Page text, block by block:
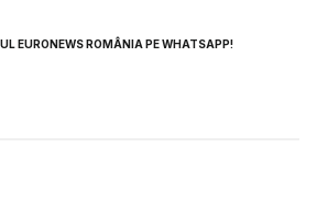
EURONEWS ROMÂNIA PE WHATSAPP!